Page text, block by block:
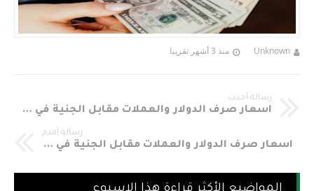
Unknown منذ 3 أشهر تقريبا
رسالة أحدث
اسعار صرف الدولار والعملات مقابل الجنية في السودان اليوم الأحد 17-2-2019م
رسالة أقدم
اسعار صرف الدولار والعملات مقابل الجنية في السودان اليوم الجمعه 15-2-2019م